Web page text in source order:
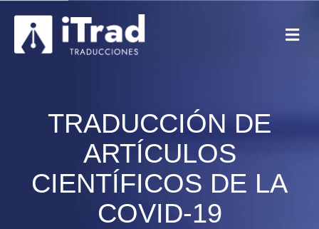
TRADUCCIÓN DE
ARTÍCULOS
CIENTÍFICOS DE LA
COVID-19